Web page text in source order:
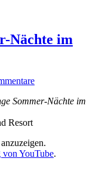
Nächte im
Sommer-Nächte im
Resort
von YouTube.